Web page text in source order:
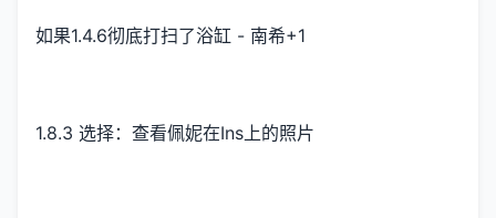
如果1.4.6彻底打扫了浴缸 - 南希+1
1.8.3 选择：查看佩妮在Ins上的照片